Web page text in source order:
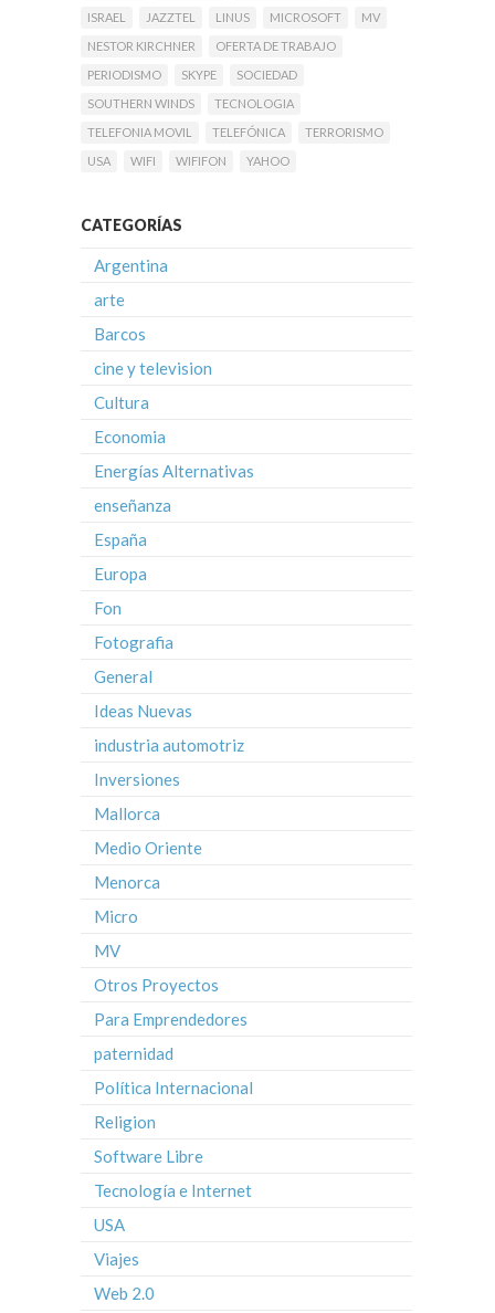
ISRAEL
JAZZTEL LINUS MICROSOFT
MV
NESTOR KIRCHNER
OFERTA DE TRABAJO
PERIODISMO
SKYPE
SOCIEDAD
SOUTHERN WINDS
TECNOLOGIA
TELEFONIA MOVIL
TELEFÓNICA
TERRORISMO
USA
WIFI WIFIFON YAHOO
CATEGORÍAS
Argentina
arte
Barcos
cine y television
Cultura
Economia
Energías Alternativas
enseñanza
España
Europa
Fon
Fotografia
General
Ideas Nuevas
industria automotriz
Inversiones
Mallorca
Medio Oriente
Menorca
Micro
MV
Otros Proyectos
Para Emprendedores
paternidad
Política Internacional
Religion
Software Libre
Tecnología e Internet
USA
Viajes
Web 2.0